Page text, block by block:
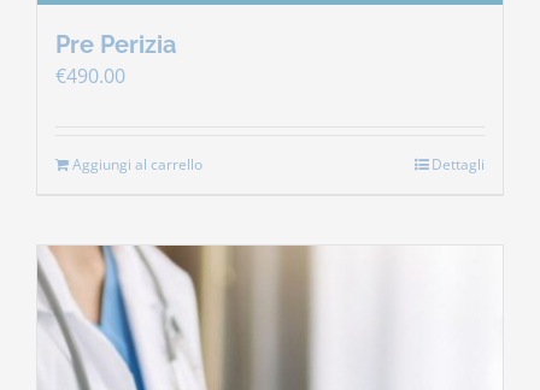
Pre Perizia
€490.00
Aggiungi al carrello Dettagli